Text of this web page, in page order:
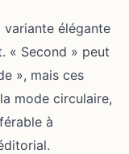
variante élégante
« Second » peut
», mais ces
mode circulaire,
à